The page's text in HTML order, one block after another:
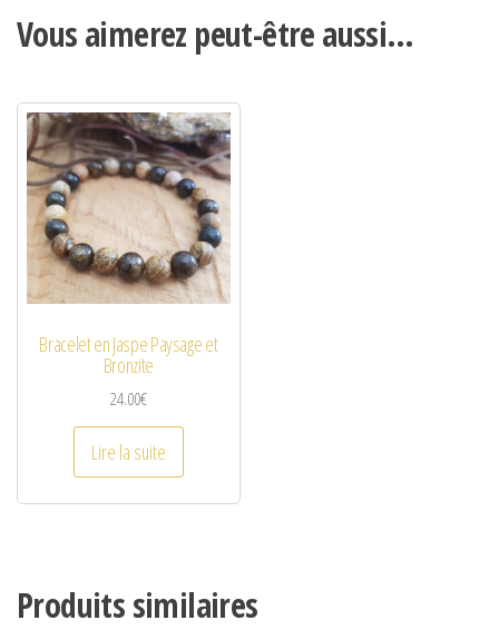
Vous aimerez peut-être aussi…
Bracelet en Jaspe Paysage et
Bronzite
24.00€
Lire la suite
Produits similaires